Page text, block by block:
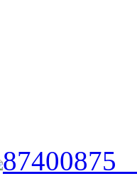
87400875